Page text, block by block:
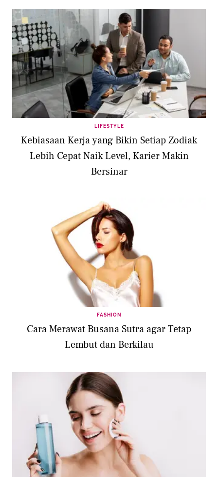
LIFESTYLE
Kebiasaan Kerja yang Bikin Setiap Zodiak
Lebih Cepat Naik Level, Karier Makin
Bersinar
FASHION
Cara Merawat Busana Sutra agar Tetap
Lembut dan Berkilau